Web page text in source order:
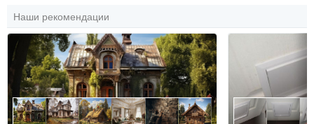
Наши рекомендации